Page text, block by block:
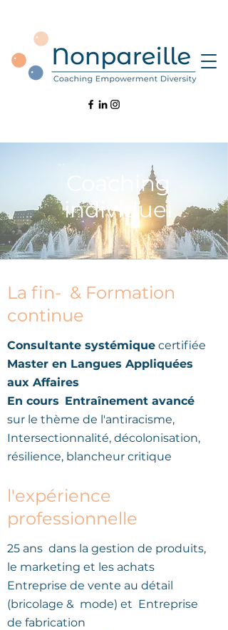
Coaching
individuel
La fin- & Formation
continue
Consultante systémique certifiée
Master en Langues Appliquées
aux Affaires
En cours Entraînement avancé
sur le thème de l'antiracisme,
Intersectionnalité, décolonisation,
résilience, blancheur critique
l'expérience
professionnelle
25 ans dans la gestion de produits,
le marketing et les achats
Entreprise de vente au détail
(bricolage & mode) et Entreprise
de fabrication